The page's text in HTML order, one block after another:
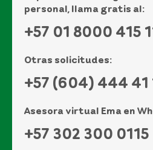
personal, llama gratis al:
+57 01 8000 415
Otras solicitudes:
+57 (604) 444 41
Asesora virtual Ema en
+57 302 300 0115